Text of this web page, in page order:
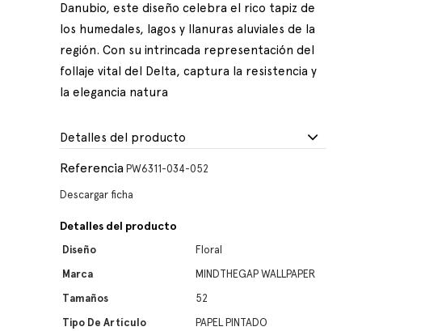
Danubio, este diseño celebra el rico tapiz de
los humedales, lagos y llanuras aluviales de la
región. Con su intrincada representación del
follaje vital del Delta, captura la resistencia y
la elegancia natura
Detalles del producto
Referencia PW6311-034-052
Descargar ficha
Detalles del producto
Diseño
Floral
Marca
MINDTHEGAP WALLPAPER
Tamaños
52
Tipo De Artículo
PAPEL PINTADO